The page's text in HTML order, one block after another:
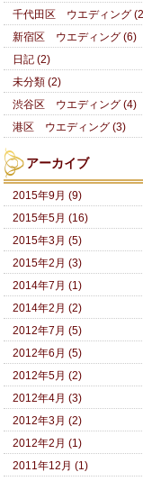
千代田区 ウエディング
新宿区 ウエディング (6)
日記 (2)
未分類 (2)
渋谷区 ウエディング (4)
港区 ウエディング (3)
アーカイブ
2015年9月 (9)
2015年5月 (16)
2015年3月 (5)
2015年2月 (3)
2014年7月 (1)
2014年2月 (2)
2012年7月 (5)
2012年6月 (5)
2012年5月 (2)
2012年4月 (3)
2012年3月 (2)
2012年2月 (1)
2011年12月 (1)